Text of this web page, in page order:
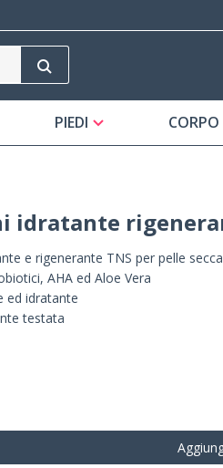
PIEDI CORPO
idratante
e rigenerante TNS per pelle
AHA ed Aloe Vera
ed idratante
testata